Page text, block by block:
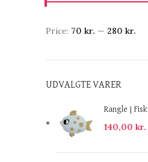
Price: 70 kr. — 280 kr.
UDVALGTE VARER
Rangle | Fisk
140,00 kr.